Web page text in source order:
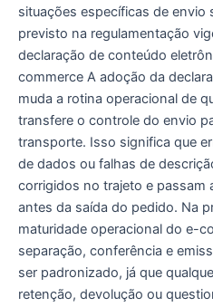
situações específicas de envio
previsto na regulamentação
declaração de conteúdo
commerce A adoção da
muda a rotina operacional de
transfere o controle do envio
transporte. Isso significa que
de dados ou falhas de
corrigidos no trajeto e passam
antes da saída do pedido. Na
maturidade operacional do e-
separação, conferência e
ser padronizado, já que
retenção, devolução ou